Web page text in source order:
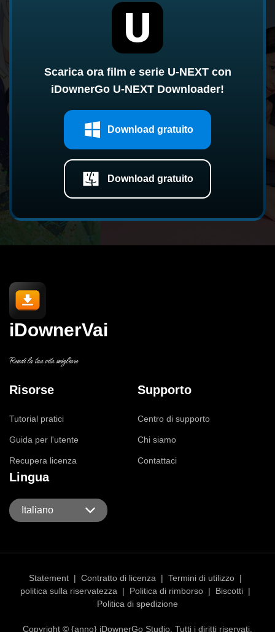
Scarica ora film e serie U-NEXT con
iDownerGo U-NEXT Downloader!
Download gratuito
Download gratuito
iDownerVai
Rendi la tua vita migliore
Risorse
Tutorial pratici
Guida per l'utente
Recupera licenza
Supporto
Centro di supporto
Chi siamo
Contattaci
Lingua
Italiano
Statement | Contratto di licenza | Termini di utilizzo |
politica sulla riservatezza
| Politica di rimborso | Biscotti |
Politica di spedizione
Copyright © {anno} iDownerGo Studio. Tutti i diritti riservati.